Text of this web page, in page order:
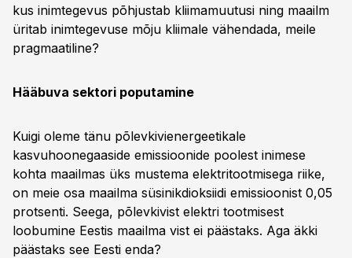
kus inimtegevus põhjustab kliimamuutusi ning maailm
üritab inimtegevuse mõju kliimale vähendada, meile
pragmaatiline?
Hääbuva sektori poputamine
Kuigi oleme tänu põlevkivienergeetikale
kasvuhoonegaaside emissioonide poolest inimese
kohta maailmas üks mustema elektritootmisega riike,
on meie osa maailma süsinikdioksiidi emissioonist 0,05
protsenti. Seega, põlevkivist elektri tootmisest
loobumine Eestis maailma vist ei päästaks. Aga äkki
päästaks see Eesti enda?